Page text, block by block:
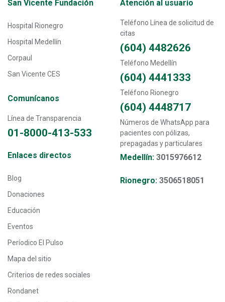
San Vicente Fundación
Hospital Rionegro
Hospital Medellín
Corpaul
San Vicente CES
Comunícanos
Línea de Transparencia
01-8000-413-533
Atención al usuario
Teléfono Línea de solicitud de
citas
(604) 4482626
Teléfono Medellín
(604) 4441333
Teléfono Rionegro
(604) 4448717
Números de WhatsApp para
pacientes con pólizas,
prepagadas y particulares
Medellín: 3015976612
Rionegro: 3506518051
Transversal - Menú enlaces directos footer
Enlaces directos
Blog
Donaciones
Educación
Eventos
Períodico El Pulso
Mapa del sitio
Criterios de redes sociales
Rondanet